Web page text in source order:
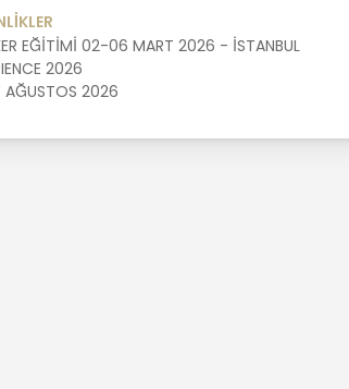
EĞİTİMİ 02-06 MART 2026 - İSTANBUL
2026
AĞUSTOS 2026